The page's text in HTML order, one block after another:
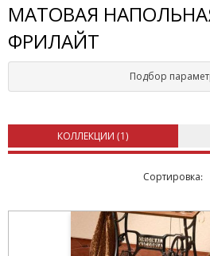
МАТОВАЯ
ФРИЛАЙТ
Подбор
КОЛЛЕКЦИИ (1)
Cортировка: